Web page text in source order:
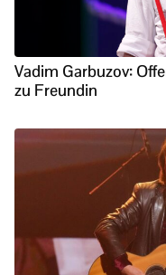
Vadim Garbuzov:
zu Freundin